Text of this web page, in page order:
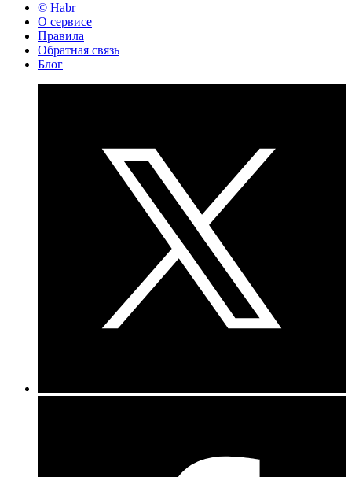
© Habr
О сервисе
Правила
Обратная связь
Блог